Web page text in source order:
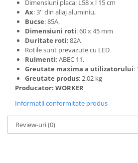
Dimensiuni placa: L58 x l 15 cm
Ax: 3'' din aliaj aluminiu,
Bucse: 85A,
Dimensiuni roti: 60 x 45 mm
Duritate roti: 82A
Rotile sunt prevazute cu LED
Rulmenti: ABEC 11,
Greutate maxima a utilizatorului:
Greutate produs: 2.02 kg
Producator: WORKER
Informatii conformitate produs
Review-uri(0)